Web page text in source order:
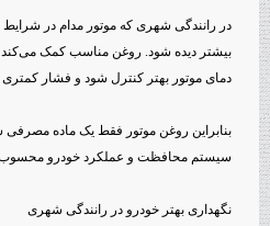
در رانندگی شهری که موتور مدام در شرایط
بیشتر دیده شود. روغن مناسب کمک
دمای موتور بهتر کنترل شود و فشار
بنابراین روغن موتور فقط یک ماده
سیستم محافظت و عملکرد خودرو
نگهداری بهتر خودرو در رانندگی شهری